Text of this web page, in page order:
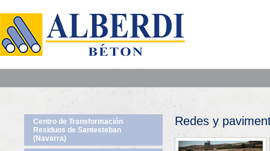
Centro de Transformación
Residuos de Santesteban
(Navarra)
Redes y